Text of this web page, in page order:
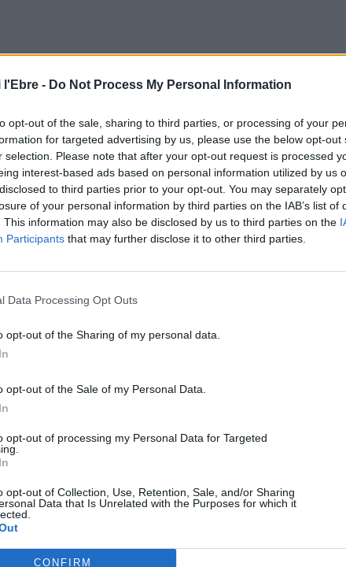
l'Ebre - Do Not Process My Personal Information
opt-out of the sale, sharing to third parties, or processing of your
for targeted advertising by us, please use the below opt-out
selection. Please note that after your opt-out request is processed
interest-based ads based on personal information utilized by us
to third parties prior to your opt-out. You may separately
of your personal information by third parties on the IAB’s list of
This information may also be disclosed by us to third parties on the
Participants that may further disclose it to other third parties.
Data Processing Opt Outs
opt-out of the Sharing of my personal data.
opt-out of the Sale of my Personal Data.
opt-out of processing my Personal Data for Targeted
opt-out of Collection, Use, Retention, Sale, and/or Sharing
Data that Is Unrelated with the Purposes for which it
CONFIRM
Article següent
Tornen les Històries Gourmet de la Fàbrica de Solfa de
Beseit